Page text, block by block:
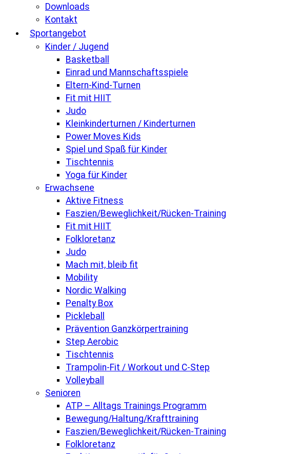
Downloads
Kontakt
Sportangebot
Kinder / Jugend
Basketball
Einrad und Mannschaftsspiele
Eltern-Kind-Turnen
Fit mit HIIT
Judo
Kleinkinderturnen / Kinderturnen
Power Moves Kids
Spiel und Spaß für Kinder
Tischtennis
Yoga für Kinder
Erwachsene
Aktive Fitness
Faszien/Beweglichkeit/Rücken-Training
Fit mit HIIT
Folkloretanz
Judo
Mach mit, bleib fit
Mobility
Nordic Walking
Penalty Box
Pickleball
Prävention Ganzkörpertraining
Step Aerobic
Tischtennis
Trampolin-Fit / Workout und C-Step
Volleyball
Senioren
ATP – Alltags Trainings Programm
Bewegung/Haltung/Krafttraining
Faszien/Beweglichkeit/Rücken-Training
Folkloretanz